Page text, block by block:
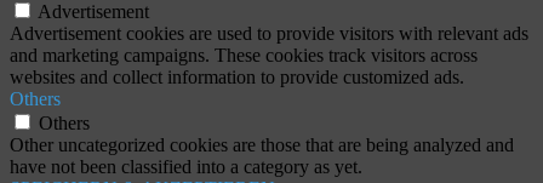
Advertisement
Advertisement cookies are used to provide visitors with relevant ads
and marketing campaigns. These cookies track visitors across
websites and collect information to provide customized ads.
Others
Others
Other uncategorized cookies are those that are being analyzed and
have not been classified into a category as yet.